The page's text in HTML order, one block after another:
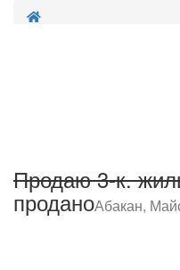
Продаю 3-к.
проданоАбакан,